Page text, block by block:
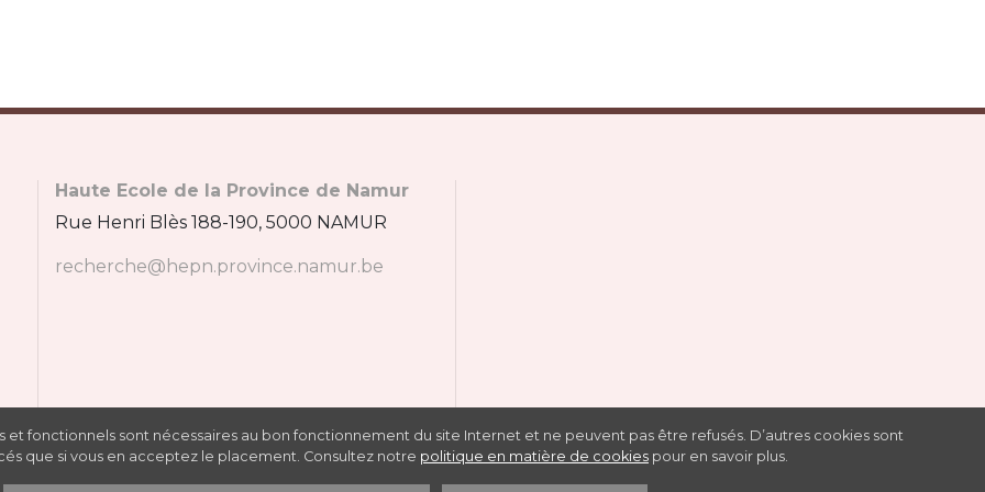
Haute Ecole de la Province de Namur
Rue Henri Blès 188-190, 5000 NAMUR
recherche@hepn.province.namur.be
fonctionnels sont nécessaires au bon fonctionnement du site Internet et ne peuvent pas être refusés. D’autres cookies sont
que si vous en acceptez le placement. Consultez notre politique en matière de cookies pour en savoir plus.